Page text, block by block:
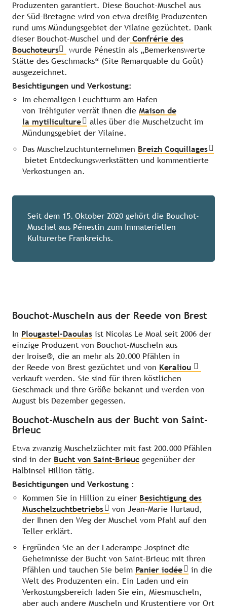
Produzenten garantiert. Diese Bouchot-Muschel aus
der Süd-Bretagne wird von etwa dreißig Produzenten
rund ums Mündungsgebiet der Vilaine gezüchtet. Dank
dieser Bouchot-Muschel und der Confrérie des
Bouchoteurs
wurde Pénestin als „Bemerkenswerte
Stätte des Geschmacks“ (Site Remarquable du Goût)
ausgezeichnet.
Besichtigungen und Verkostung:
Im ehemaligen Leuchtturm am Hafen
von Tréhiguier verrät Ihnen die Maison de
la mytiliculture
alles über die Muschelzucht im
Mündungsgebiet der Vilaine.
Das Muschelzuchtunternehmen Breizh Coquillages
bietet Entdeckungswerkstätten und kommentierte
Verkostungen an.
Seit dem 15. Oktober 2020 gehört die Bouchot-
Muschel aus Pénestin zum Immateriellen
Kulturerbe Frankreichs.
Bouchot-Muscheln aus der Reede von Brest
In Plougastel-Daoulas ist Nicolas Le Moal seit 2006 der
einzige Produzent von Bouchot-Muscheln aus
der Iroise®, die an mehr als 20.000 Pfählen in
der Reede von Brest gezüchtet und von Keraliou
verkauft werden. Sie sind für ihren köstlichen
Geschmack und ihre Größe bekannt und werden von
August bis Dezember gegessen.
Bouchot-Muscheln aus der Bucht von Saint-
Brieuc
Etwa zwanzig Muschelzüchter mit fast 200.000 Pfählen
sind in der Bucht von Saint-Brieuc gegenüber der
Halbinsel Hillion tätig.
Besichtigungen und Verkostung :
Kommen Sie in Hillion zu einer Besichtigung des
Muschelzuchtbetriebs
von Jean-Marie Hurtaud,
der Ihnen den Weg der Muschel vom Pfahl auf den
Teller erklärt.
Ergründen Sie an der Laderampe Jospinet die
Geheimnisse der Bucht von Saint-Brieuc mit ihren
Pfählen und tauchen Sie beim Panier iodée
in die
Welt des Produzenten ein. Ein Laden und ein
Verkostungsbereich laden Sie ein, Miesmuscheln,
aber auch andere Muscheln und Krustentiere vor Ort